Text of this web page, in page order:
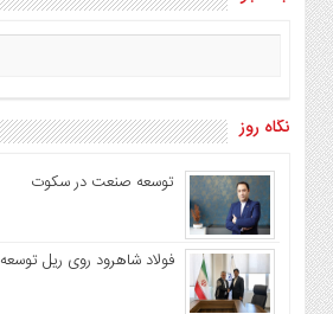
نگاه روز
توسعه صنعت در سکوت
فولاد شاهرود روی ریل توسعه